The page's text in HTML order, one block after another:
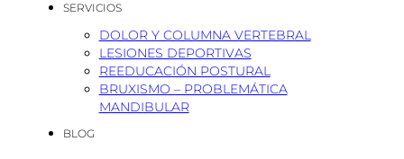
SERVICIOS
DOLOR Y COLUMNA VERTEBRAL
LESIONES DEPORTIVAS
REEDUCACIÓN POSTURAL
BRUXISMO – PROBLEMÁTICA
MANDIBULAR
BLOG